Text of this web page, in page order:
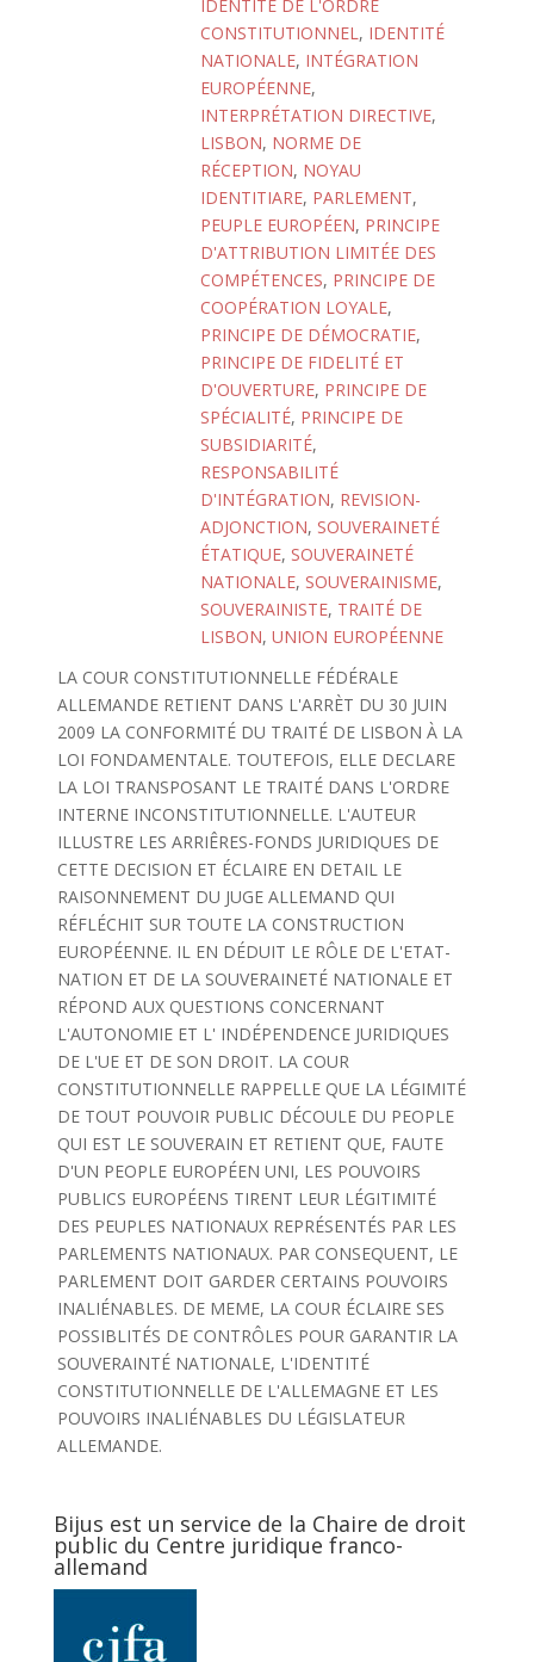
IDENTITÉ DE L'ORDRE
CONSTITUTIONNEL, IDENTITÉ
NATIONALE, INTÉGRATION
EUROPÉENNE,
INTERPRÉTATION DIRECTIVE,
LISBON, NORME DE
RÉCEPTION, NOYAU
IDENTITIARE, PARLEMENT,
PEUPLE EUROPÉEN, PRINCIPE
D'ATTRIBUTION LIMITÉE DES
COMPÉTENCES, PRINCIPE DE
COOPÉRATION LOYALE,
PRINCIPE DE DÉMOCRATIE,
PRINCIPE DE FIDELITÉ ET
D'OUVERTURE, PRINCIPE DE
SPÉCIALITÉ, PRINCIPE DE
SUBSIDIARITÉ,
RESPONSABILITÉ
D'INTÉGRATION, REVISION-
ADJONCTION, SOUVERAINETÉ
ÉTATIQUE, SOUVERAINETÉ
NATIONALE, SOUVERAINISME,
SOUVERAINISTE, TRAITÉ DE
LISBON, UNION EUROPÉENNE
LA COUR CONSTITUTIONNELLE FÉDÉRALE
ALLEMANDE RETIENT DANS L'ARRÈT DU 30 JUIN
2009 LA CONFORMITÉ DU TRAITÉ DE LISBON À LA
LOI FONDAMENTALE. TOUTEFOIS, ELLE DECLARE
LA LOI TRANSPOSANT LE TRAITÉ DANS L'ORDRE
INTERNE INCONSTITUTIONNELLE. L'AUTEUR
ILLUSTRE LES ARRIÊRES-FONDS JURIDIQUES DE
CETTE DECISION ET ÉCLAIRE EN DETAIL LE
RAISONNEMENT DU JUGE ALLEMAND QUI
RÉFLÉCHIT SUR TOUTE LA CONSTRUCTION
EUROPÉENNE. IL EN DÉDUIT LE RÔLE DE L'ETAT-
NATION ET DE LA SOUVERAINETÉ NATIONALE ET
RÉPOND AUX QUESTIONS CONCERNANT
L'AUTONOMIE ET L' INDÉPENDENCE JURIDIQUES
DE L'UE ET DE SON DROIT. LA COUR
CONSTITUTIONNELLE RAPPELLE QUE LA LÉGIMITÉ
DE TOUT POUVOIR PUBLIC DÉCOULE DU PEOPLE
QUI EST LE SOUVERAIN ET RETIENT QUE, FAUTE
D'UN PEOPLE EUROPÉEN UNI, LES POUVOIRS
PUBLICS EUROPÉENS TIRENT LEUR LÉGITIMITÉ
DES PEUPLES NATIONAUX REPRÉSENTÉS PAR LES
PARLEMENTS NATIONAUX. PAR CONSEQUENT, LE
PARLEMENT DOIT GARDER CERTAINS POUVOIRS
INALIÉNABLES. DE MEME, LA COUR ÉCLAIRE SES
POSSIBLITÉS DE CONTRÔLES POUR GARANTIR LA
SOUVERAINTÉ NATIONALE, L'IDENTITÉ
CONSTITUTIONNELLE DE L'ALLEMAGNE ET LES
POUVOIRS INALIÉNABLES DU LÉGISLATEUR
ALLEMANDE.
Bijus est un service de la Chaire de droit
public du Centre juridique franco-
allemand